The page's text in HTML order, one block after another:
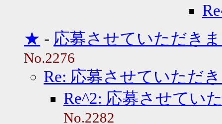
★ - 応募させていただき
No.2276
Re: 応募させていただ
Re^2: 応募させてい
No.2282